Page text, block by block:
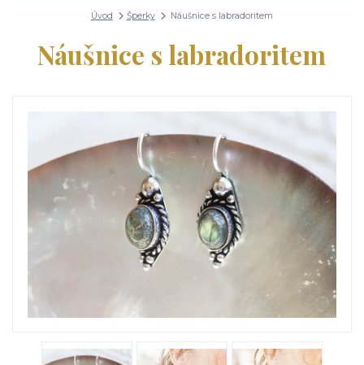
Úvod Šperky Náušnice s labradoritem
Náušnice s labradoritem